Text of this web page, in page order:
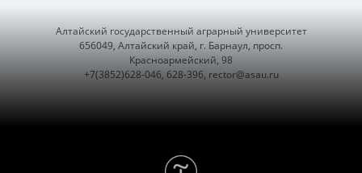
Алтайский государственный аграрный университет
656049, Алтайский край, г. Барнаул, просп.
Красноармейский, 98
+7(3852)628-046, 628-396, rector@asau.ru